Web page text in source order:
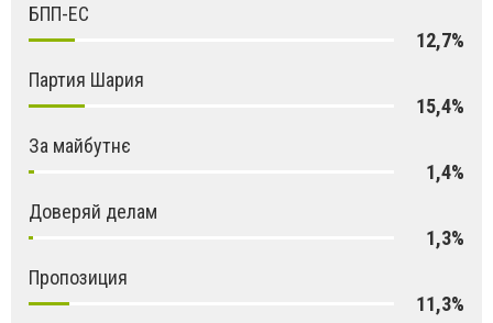
БПП-ЕС
12,7%
Партия Шария
15,4%
За майбутнє
1,4%
Доверяй делам
1,3%
Пропозиция
11,3%